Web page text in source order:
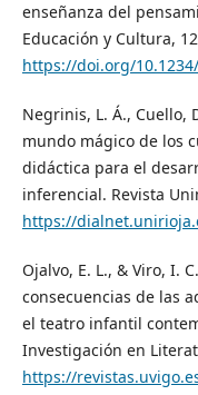
enseñanza del
Educación y Cultura,
https://doi.org/
Negrinis, L. Á., Cuello,
mundo mágico de los
didáctica para el
inferencial. Revista
https://
Ojalvo, E. L., & Viro, I.
consecuencias de las
el teatro infantil
Investigación en
https://